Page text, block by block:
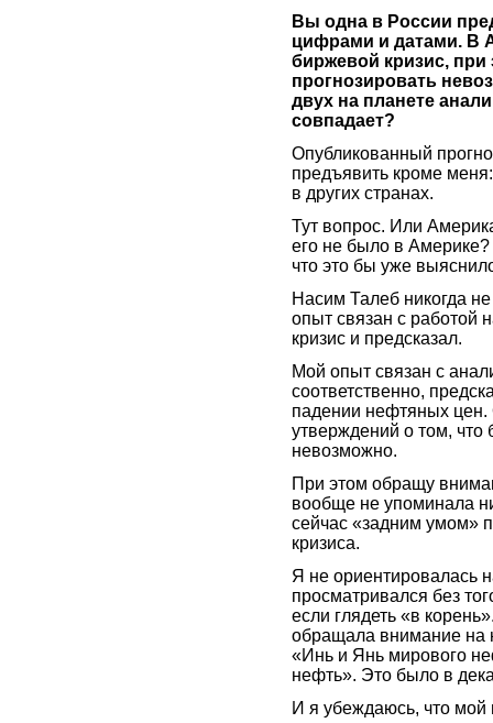
Вы одна в России
цифрами и датами. В
биржевой кризис, при
прогнозировать
двух на планете
совпадает?
Опубликованный
предъявить кроме
в других странах.
Тут вопрос. Или
его не было в Америке?
что это бы уже
Насим Талеб никогда
опыт связан с работой
кризис и предсказал.
Мой опыт связан с
соответственно,
падении нефтяных цен.
утверждений о том, что
невозможно.
При этом обращу
вообще не упоминала
сейчас «задним умом»
кризиса.
Я не ориентировалась
просматривался без
если глядеть «в
обращала внимание на
«Инь и Янь мирового
нефть». Это было в
И я убеждаюсь, что мой